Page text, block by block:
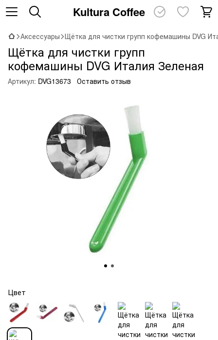
Kultura Coffee
Аксессуары Щётка для чистки групп кофемашины DVG
Щётка для чистки групп
кофемашины DVG Италия Зеленая
Артикул: DVG13673 Оставить отзыв
Цвет